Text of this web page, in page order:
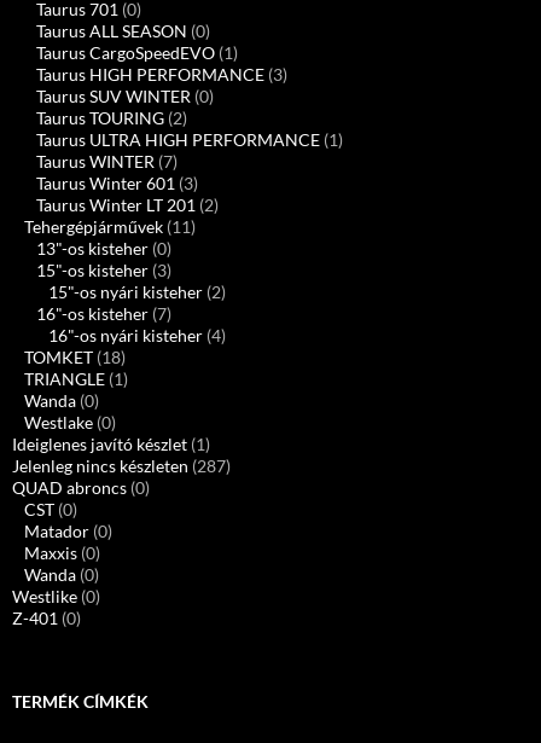
Taurus 701 (0)
Taurus ALL SEASON (0)
Taurus CargoSpeedEVO (1)
Taurus HIGH PERFORMANCE (3)
Taurus SUV WINTER (0)
Taurus TOURING (2)
Taurus ULTRA HIGH PERFORMANCE (1)
Taurus WINTER (7)
Taurus Winter 601 (3)
Taurus Winter LT 201 (2)
Tehergépjárművek (11)
13"-os kisteher (0)
15"-os kisteher (3)
15"-os nyári kisteher (2)
16"-os kisteher (7)
16"-os nyári kisteher (4)
TOMKET (18)
TRIANGLE (1)
Wanda (0)
Westlake (0)
Ideiglenes javító készlet (1)
Jelenleg nincs készleten (287)
QUAD abroncs (0)
CST (0)
Matador (0)
Maxxis (0)
Wanda (0)
Westlike (0)
Z-401 (0)
TERMÉK CÍMKÉK